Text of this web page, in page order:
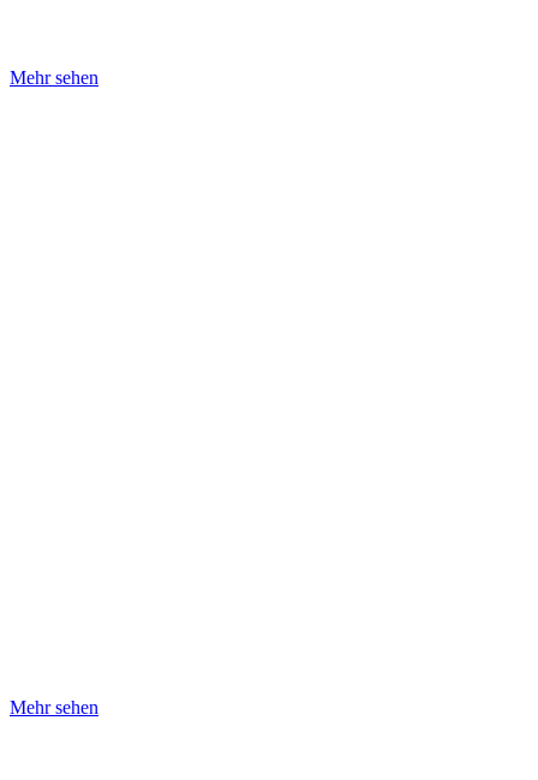
Mehr sehen
Mehr sehen